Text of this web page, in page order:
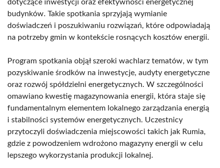
dotyczące inwestycji oraz efektywności energetycznej
budynków. Takie spotkania sprzyjają wymianie
doświadczeń i poszukiwaniu rozwiązań, które odpowiadają
na potrzeby gmin w kontekście rosnących kosztów energii.
Program spotkania objął szeroki wachlarz tematów, w tym
pozyskiwanie środków na inwestycje, audyty energetyczne
oraz rozwój spółdzielni energetycznych. W szczególności
omawiano kwestię magazynowania energii, która staje się
fundamentalnym elementem lokalnego zarządzania energią
i stabilności systemów energetycznych. Uczestnicy
przytoczyli doświadczenia miejscowości takich jak Rumia,
gdzie z powodzeniem wdrożono magazyny energii w celu
lepszego wykorzystania produkcji lokalnej.